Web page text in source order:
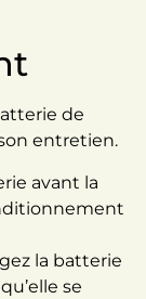
de
entretien.
avant la
la batterie
se